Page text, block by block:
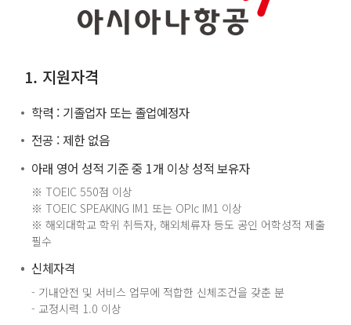
1. 지원자격
학력 : 기졸업자 또는 졸업예정자
전공 : 제한 없음
아래 영어 성적 기준 중 1개 이상 성적 보유자
※ TOEIC 550점 이상
※ TOEIC SPEAKING IM1 또는 OPIc IM1 이상
※ 해외대학교 학위 취득자, 해외체류자 등도 공인 어학성적 제출
필수
신체자격
- 기내안전 및 서비스 업무에 적합한 신체조건을 갖춘 분
- 교정시력 1.0 이상